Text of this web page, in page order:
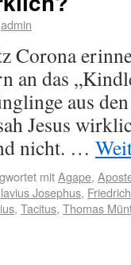
admin
Corona
an das
aus
Jesus
nicht. …
mitAgape,
Josephus,
, Tacitus, Thomas